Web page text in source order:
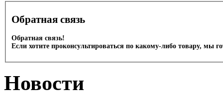
Обратная связь
Обратная связь!
Если хотите проконсультироваться по какому-либо товару, мы
Новости